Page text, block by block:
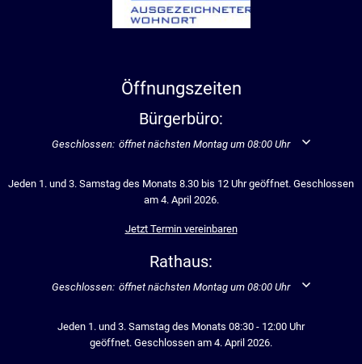
Öffnungszeiten
Bürgerbüro:
Klicken, um weitere Öffnungs- oder Schließzeiten auszublenden
Geschlossen: öffnet nächsten Montag um 08:00 Uhr
Jeden 1. und 3. Samstag des Monats 8.30 bis 12 Uhr geöffnet. Geschlossen
am 4. April 2026.
Jetzt Termin vereinbaren
Rathaus:
Klicken, um weitere Öffnungs- oder Schließzeiten auszublenden
Geschlossen: öffnet nächsten Montag um 08:00 Uhr
Jeden 1. und 3. Samstag des Monats 08:30 - 12:00 Uhr
geöffnet. Geschlossen am 4. April 2026.